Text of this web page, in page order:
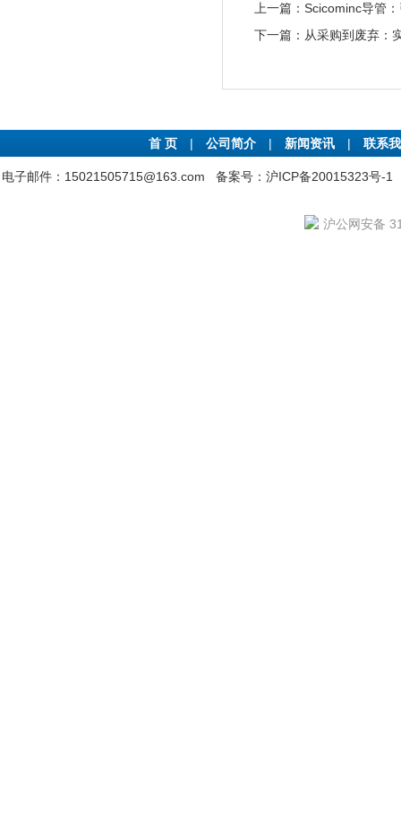
上一篇： Scicominc导管
下一篇： 从采购到废弃：
首 页 | 公司简介 | 新闻资讯 | 联系
电子邮件：15021505715@163.com 备案号：沪ICP备20015323号-1
沪公网安备